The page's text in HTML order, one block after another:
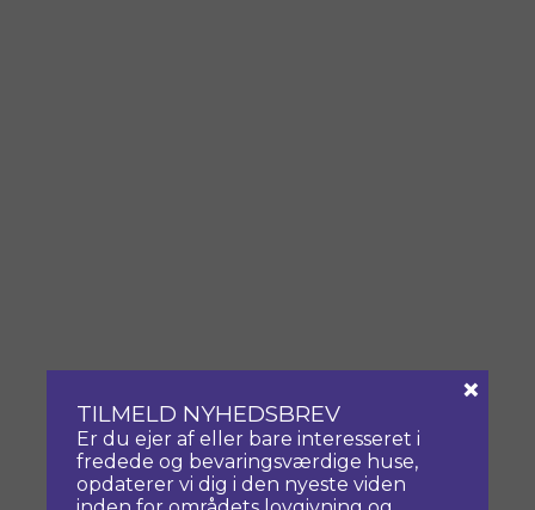
TILMELD NYHEDSBREV
Er du ejer af eller bare interesseret i
fredede og bevaringsværdige huse,
opdaterer vi dig i den nyeste viden
×